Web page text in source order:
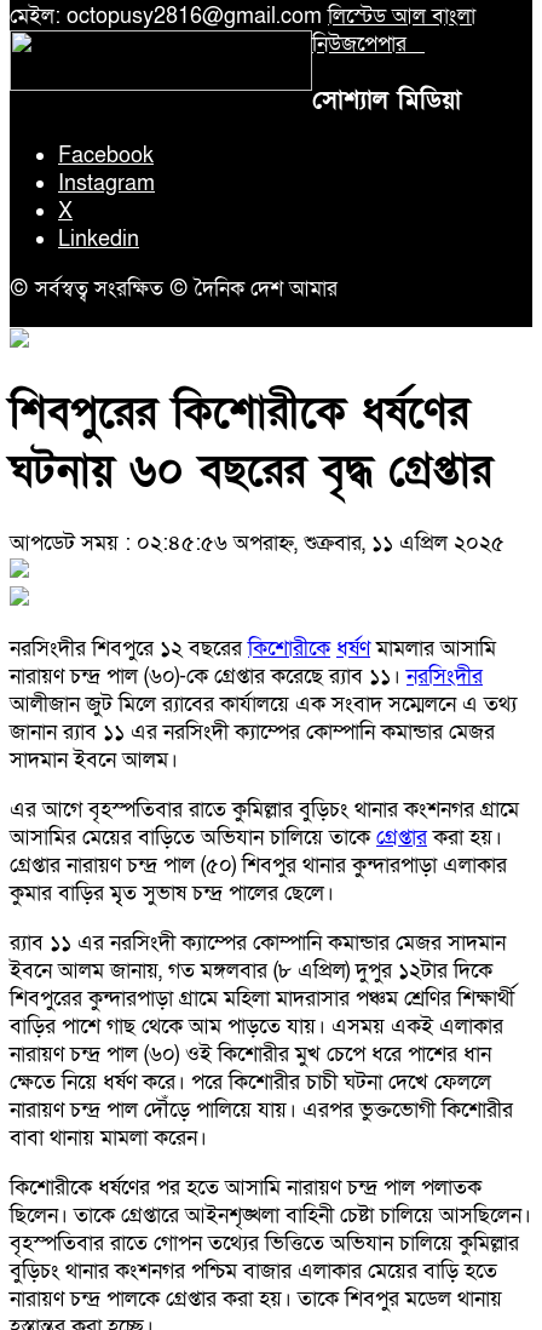
মেইল: octopusy2816@gmail.comলিস্টেড আল বাংলা
নিউজপেপার
সোশ্যাল মিডিয়া
Facebook
Instagram
X
Linkedin
© সর্বস্বত্ব সংরক্ষিত © দৈনিক দেশ আমার
শিবপুরের কিশোরীকে ধর্ষণের
ঘটনায় ৬০ বছরের বৃদ্ধ গ্রেপ্তার
আপডেট সময় : ০২:৪৫:৫৬ অপরাহ্ন, শুক্রবার, ১১ এপ্রিল ২০২৫
নরসিংদীর শিবপুরে ১২ বছরেরকিশোরীকে ধর্ষণমামলার আসামি
নারায়ণ চন্দ্র পাল (৬০)-কে গ্রেপ্তার করেছে র‌্যাব ১১।নরসিংদীর
আলীজান জুট মিলে র‌্যাবের কার্যালয়ে এক সংবাদ সম্মেলনে এ তথ্য
জানান র‌্যাব ১১ এর নরসিংদী ক্যাম্পের কোম্পানি কমান্ডার মেজর
সাদমান ইবনে আলম।
এর আগে বৃহস্পতিবার রাতে কুমিল্লার বুড়িচং থানার কংশনগর গ্রামে
আসামির মেয়ের বাড়িতে অভিযান চালিয়ে তাকেগ্রেপ্তারকরা হয়।
গ্রেপ্তার নারায়ণ চন্দ্র পাল (৫০) শিবপুর থানার কুন্দারপাড়া এলাকার
কুমার বাড়ির মৃৃত সুভাষ চন্দ্র পালের ছেলে।
র‌্যাব ১১ এর নরসিংদী ক্যাম্পের কোম্পানি কমান্ডার মেজর সাদমান
ইবনে আলম জানায়, গত মঙ্গলবার (৮ এপ্রিল) দুপুর ১২টার দিকে
শিবপুরের কুন্দারপাড়া গ্রামে মহিলা মাদরাসার পঞ্চম শ্রেণির শিক্ষার্থী
বাড়ির পাশে গাছ থেকে আম পাড়তে যায়। এসময় একই এলাকার
নারায়ণ চন্দ্র পাল (৬০) ওই কিশোরীর মুখ চেপে ধরে পাশের ধান
ক্ষেতে নিয়ে ধর্ষণ করে। পরে কিশোরীর চাচী ঘটনা দেখে ফেললে
নারায়ণ চন্দ্র পাল দৌঁড়ে পালিয়ে যায়। এরপর ভুক্তভোগী কিশোরীর
বাবা থানায় মামলা করেন।
কিশোরীকে ধর্ষণের পর হতে আসামি নারায়ণ চন্দ্র পাল পলাতক
ছিলেন। তাকে গ্রেপ্তারে আইনশৃঙ্খলা বাহিনী চেষ্টা চালিয়ে আসছিলেন।
বৃহস্পতিবার রাতে গোপন তথ্যের ভিত্তিতে অভিযান চালিয়ে কুমিল্লার
বুড়িচং থানার কংশনগর পশ্চিম বাজার এলাকার মেয়ের বাড়ি হতে
নারায়ণ চন্দ্র পালকে গ্রেপ্তার করা হয়। তাকে শিবপুর মডেল থানায়